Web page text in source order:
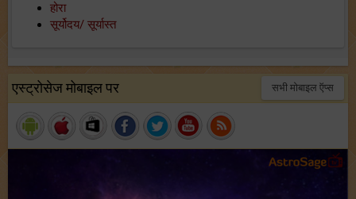
होरा
सूर्योदय/ सूर्यास्त
एस्ट्रोसेज मोबाइल पर सभी मोबाइल ऍप्स